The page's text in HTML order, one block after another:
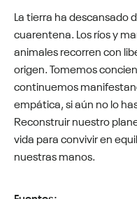
La tierra ha descansado
cuarentena. Los ríos y
animales recorren con
origen. Tomemos
continuemos
empática, si aún no lo
Reconstruir nuestro
vida para convivir en
nuestras manos.